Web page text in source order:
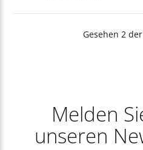
Gesehen 2
Melden
unseren